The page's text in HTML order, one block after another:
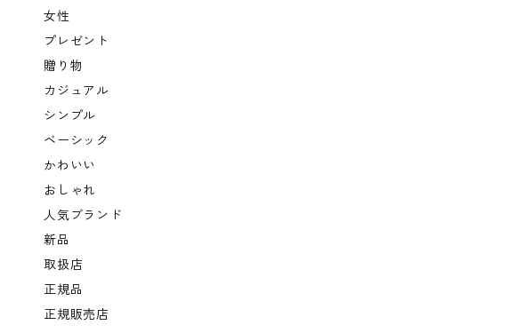
女性
プレゼント
贈り物
カジュアル
シンプル
ベーシック
かわいい
おしゃれ
人気ブランド
新品
取扱店
正規品
正規販売店